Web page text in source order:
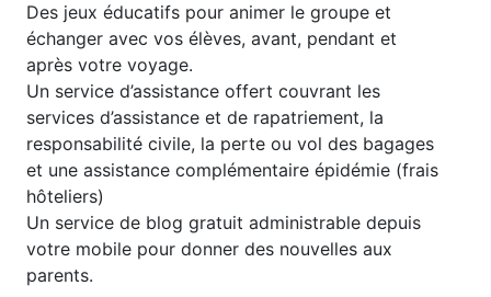
Des jeux éducatifs pour animer le groupe et
échanger avec vos élèves, avant, pendant et
après votre voyage.
Un service d’assistance offert couvrant les
services d’assistance et de rapatriement, la
responsabilité civile, la perte ou vol des bagages
et une assistance complémentaire épidémie (frais
hôteliers)
Un service de blog gratuit administrable depuis
votre mobile pour donner des nouvelles aux
parents.